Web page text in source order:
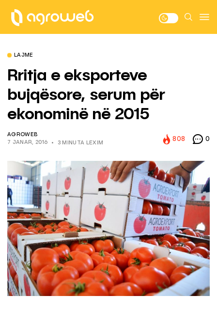
LAJME
Rritja e eksporteve
bujqësore, serum për
ekonominë në 2015
AGROWEB
7 JANAR, 2016
3 MINUTA LEXIM
808 0